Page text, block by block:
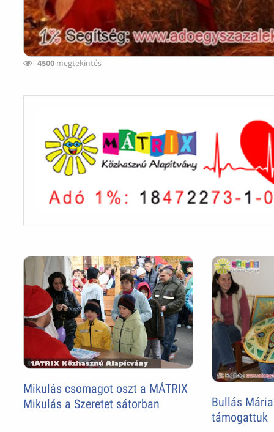
4500 megtekintés
Mikulás csomagot oszt a MÁTRIX
Mikulás a Szeretet sátorban
Bullás
támogattuk